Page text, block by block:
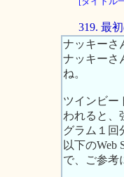
319. 最
ナッキーさ
ナッキーさ
ね。
ツインビー
われると、
グラム１回
以下のWeb
で、ご参考